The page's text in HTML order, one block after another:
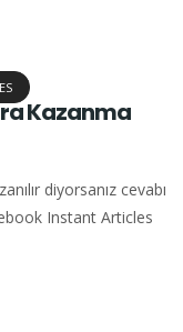
Kazanma
diyorsanız cevabı
Instant Articles